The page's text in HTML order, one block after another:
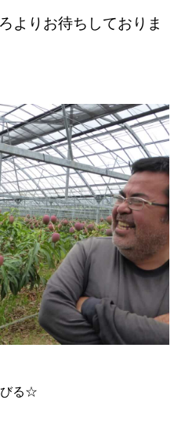
よりお待ちしておりま
びる☆